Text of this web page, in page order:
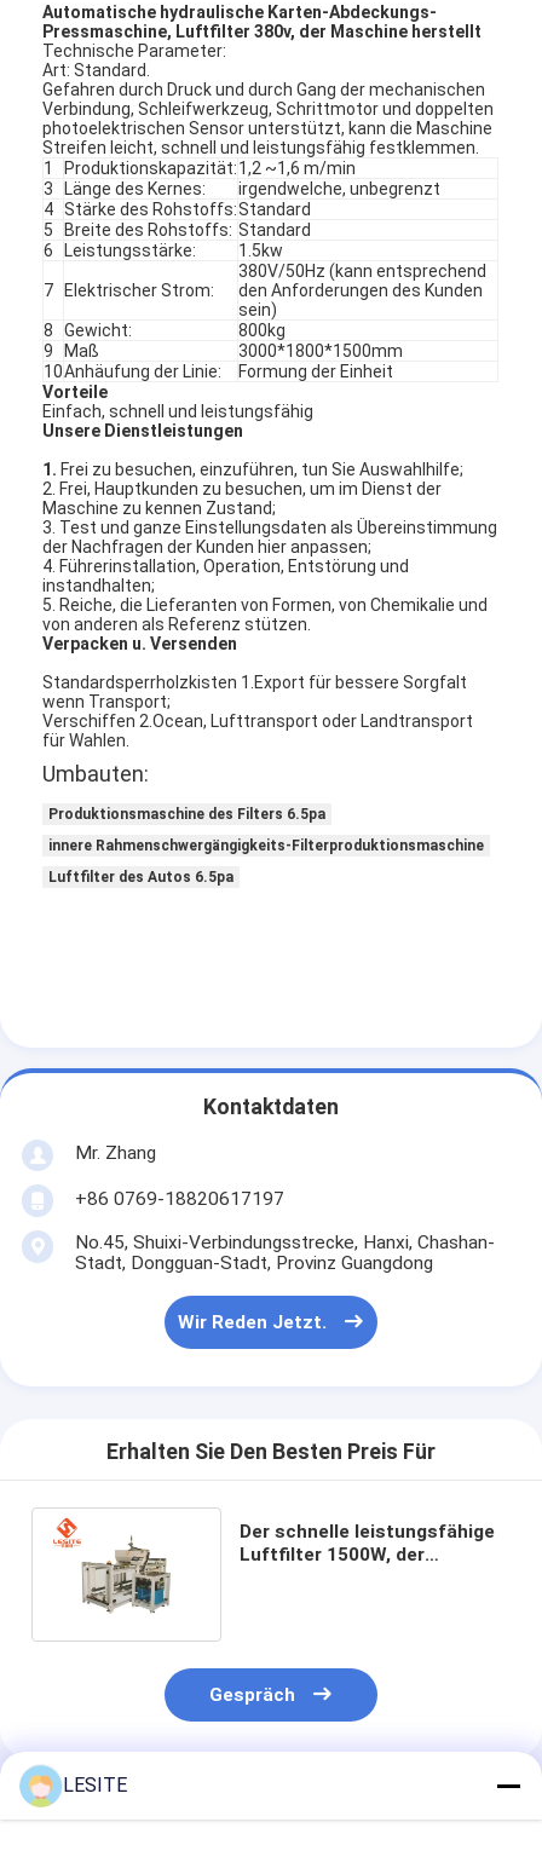
Videos
Qualitätskontrolle
Neuigkeiten
Wir Reden Jetzt.
Luftfilter, der Maschine herstellt
Luftfilter-Produktionsmaschine
Automatische hydraulische Karten-Abdeckungs-
Pressmaschine, Luftfilter 380v, der Maschine herstellt
Technische Parameter:
Art: Standard.
Gefahren durch Druck und durch Gang der mechanischen
Verbindung, Schleifwerkzeug, Schrittmotor und doppelten
photoelektrischen Sensor unterstützt, kann die Maschine
Streifen leicht, schnell und leistungsfähig festklemmen.
1
Produktionskapazität:1,2 ~1,6 m/min
3
Länge des Kernes:
irgendwelche, unbegrenzt
4 Stärke des Rohstoffs:Standard
5
Breite des Rohstoffs: Standard
6
Leistungsstärke: 1.5kw
7 Elektrischer Strom:
380V/50Hz (kann entsprechend
den Anforderungen des Kunden
sein)
8
Gewicht:
800kg
9
Maß
3000*1800*1500mm
10Anhäufung der Linie:
Formung der Einheit
Vorteile
Einfach, schnell und leistungsfähig
Unsere Dienstleistungen
1. Frei zu besuchen, einzuführen, tun Sie Auswahlhilfe;
2. Frei, Hauptkunden zu besuchen, um im Dienst der
Maschine zu kennen Zustand;
3. Test und ganze Einstellungsdaten als Übereinstimmung
der Nachfragen der Kunden hier anpassen;
4. Führerinstallation, Operation, Entstörung und
instandhalten;
5. Reiche, die Lieferanten von Formen, von Chemikalie und
von anderen als Referenz stützen.
Verpacken u. Versenden
Standardsperrholzkisten 1.Export für bessere Sorgfalt
wenn Transport;
Verschiffen 2.Ocean, Lufttransport oder Landtransport
für Wahlen.
Umbauten:
Produktionsmaschine des Filters 6.5pa
innere Rahmenschwergängigkeits-Filterproduktionsmaschine
Luftfilter des Autos 6.5pa
Kontaktdaten
Mr. Zhang
+86 0769-18820617197
No.45, Shuixi-Verbindungsstrecke, Hanxi, Chashan-
Stadt, Dongguan-Stadt, Provinz Guangdong
Wir Reden Jetzt.
Erhalten Sie Den Besten Preis Für
Der schnelle leistungsfähige
Luftfilter 1500W, der
Gespräch
Empfohlene Produkte
LESITE